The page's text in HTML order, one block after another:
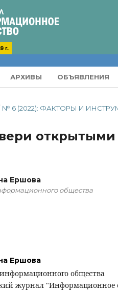
г.
АРХИВЫ ОБЪЯВЛЕНИЯ
№ 6 (2022): ФАКТОРЫ И
открытыми
Ершова
общества
Ершова
общества
журнал "Информационное